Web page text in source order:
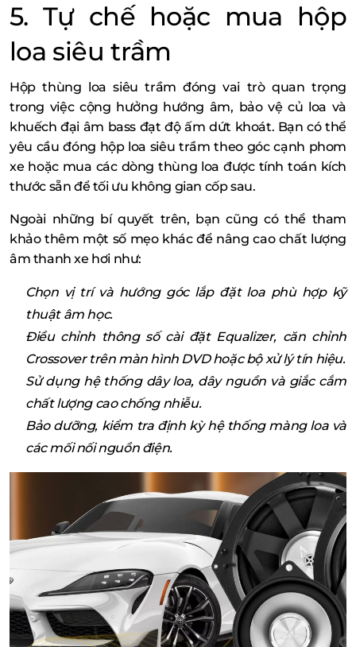
5. Tự chế hoặc mua hộp
loa siêu trầm
Hộp thùng loa siêu trầm đóng vai trò quan trọng
trong việc cộng hưởng hướng âm, bảo vệ củ loa và
khuếch đại âm bass đạt độ ấm dứt khoát. Bạn có thể
yêu cầu đóng hộp loa siêu trầm theo góc cạnh phom
xe hoặc mua các dòng thùng loa được tính toán kích
thước sẵn để tối ưu không gian cốp sau.
Ngoài những bí quyết trên, bạn cũng có thể tham
khảo thêm một số mẹo khác để nâng cao chất lượng
âm thanh xe hơi như:
Chọn vị trí và hướng góc lắp đặt loa phù hợp kỹ
thuật âm học.
Điều chỉnh thông số cài đặt Equalizer, căn chỉnh
Crossover trên màn hình DVD hoặc bộ xử lý tín hiệu.
Sử dụng hệ thống dây loa, dây nguồn và giắc cắm
chất lượng cao chống nhiễu.
Bảo dưỡng, kiểm tra định kỳ hệ thống màng loa và
các mối nối nguồn điện.